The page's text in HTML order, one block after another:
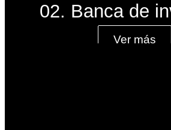
02. Banca de
Ver más